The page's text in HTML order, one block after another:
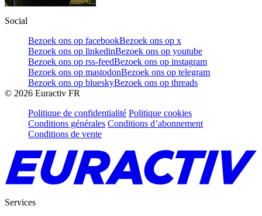
Social
Bezoek ons op facebookBezoek ons op x
Bezoek ons op linkedinBezoek ons op youtube
Bezoek ons op rss-feedBezoek ons op instagram
Bezoek ons op mastodonBezoek ons op telegram
Bezoek ons op blueskyBezoek ons op threads
© 2026 Euractiv FR
Politique de confidentialité Politique cookies
Conditions générales Conditions d’abonnement
Conditions de vente
Services